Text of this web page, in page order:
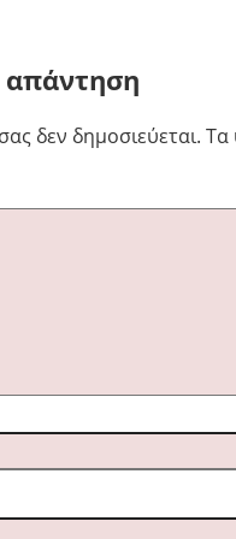
δεν δημοσιεύεται. Τα